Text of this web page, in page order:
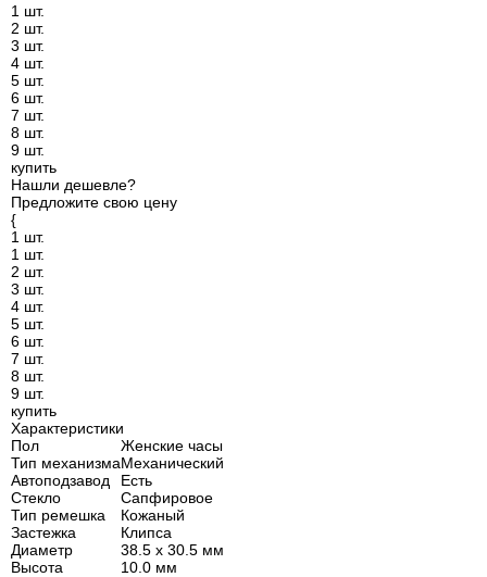
1 шт.
2 шт.
3 шт.
4 шт.
5 шт.
6 шт.
7 шт.
8 шт.
9 шт.
купить
Нашли дешевле?
Предложите свою цену
{
1 шт.
1 шт.
2 шт.
3 шт.
4 шт.
5 шт.
6 шт.
7 шт.
8 шт.
9 шт.
купить
Характеристики
Пол
Женские часы
Тип механизмаМеханический
Автоподзавод
Есть
Стекло
Сапфировое
Тип ремешка
Кожаный
Застежка
Клипса
Диаметр
38.5 х 30.5 мм
Высота
10.0 мм